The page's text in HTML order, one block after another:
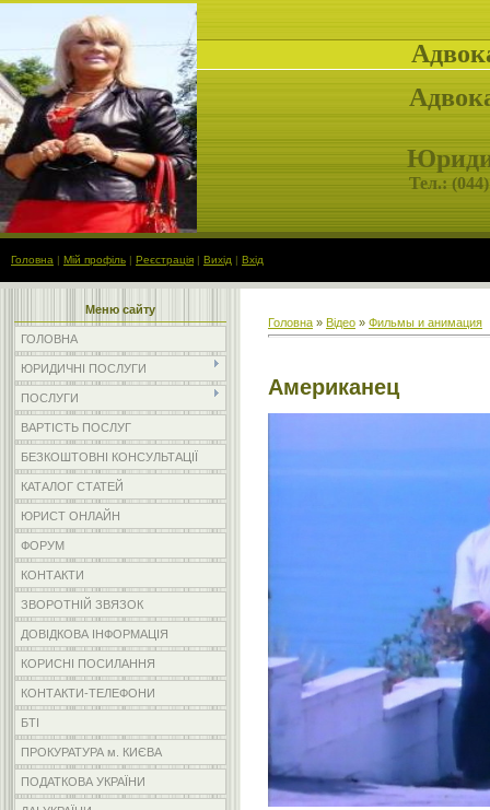
Тел.: (
Головна | Мій профіль | Реєстрація | Вихід | Вхід
Меню сайту
ГОЛОВНА
ЮРИДИЧНІ ПОСЛУГИ
ПОСЛУГИ
ВАРТІСТЬ ПОСЛУГ
БЕЗКОШТОВНІ КОНСУЛЬТАЦІЇ
КАТАЛОГ СТАТЕЙ
ЮРИСТ ОНЛАЙН
ФОРУМ
КОНТАКТИ
ЗВОРОТНІЙ ЗВЯЗОК
ДОВІДКОВА ІНФОРМАЦІЯ
КОРИСНІ ПОСИЛАННЯ
КОНТАКТИ-ТЕЛЕФОНИ
БТІ
ПРОКУРАТУРА м. КИЄВА
ПОДАТКОВА УКРАЇНИ
Головна » Відео » Фильмы и анимация
Американец